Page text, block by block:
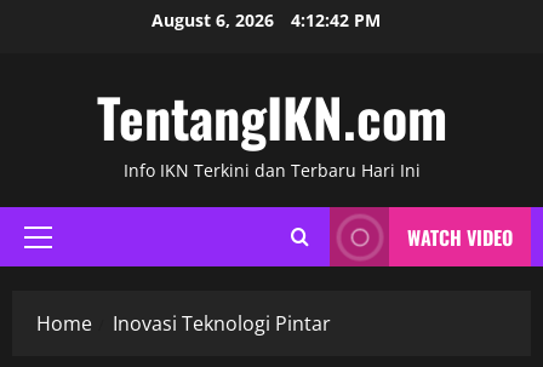
August 6, 2026 4:12:43 PM
TentangIKN.com
Info IKN Terkini dan Terbaru Hari Ini
Primary
Menu
WATCH VIDEO
Home Inovasi Teknologi Pintar